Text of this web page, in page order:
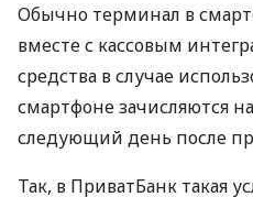
Обычно терминал в
вместе с кассовым
средства в случае
смартфоне зачисляются
следующий день после
Так, в ПриватБанк такая